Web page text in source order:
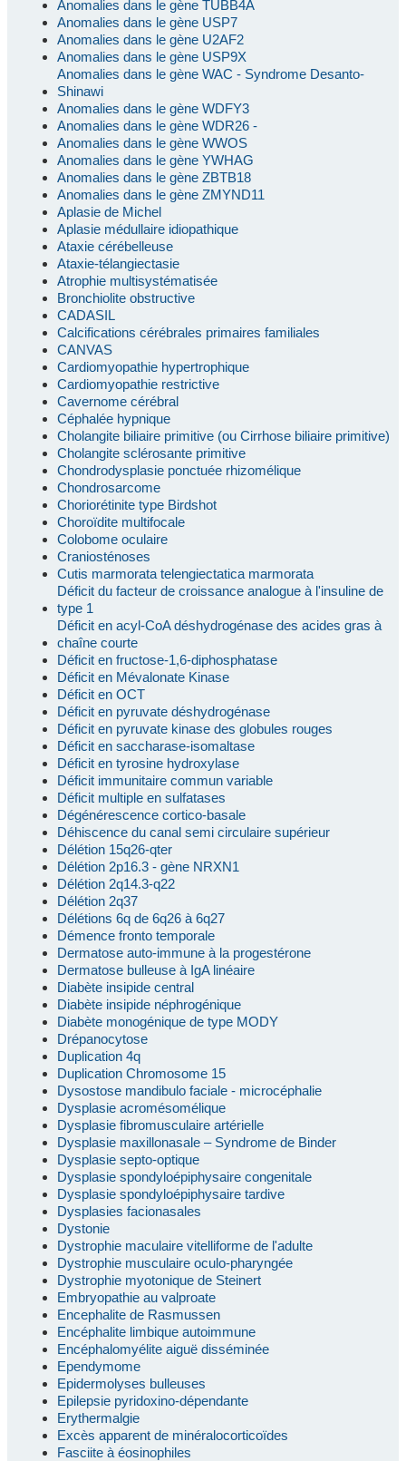
Anomalies dans le gène TUBB4A
Anomalies dans le gène USP7
Anomalies dans le gène U2AF2
Anomalies dans le gène USP9X
Anomalies dans le gène WAC - Syndrome Desanto-
Shinawi
Anomalies dans le gène WDFY3
Anomalies dans le gène WDR26 -
Anomalies dans le gène WWOS
Anomalies dans le gène YWHAG
Anomalies dans le gène ZBTB18
Anomalies dans le gène ZMYND11
Aplasie de Michel
Aplasie médullaire idiopathique
Ataxie cérébelleuse
Ataxie-télangiectasie
Atrophie multisystématisée
Bronchiolite obstructive
CADASIL
Calcifications cérébrales primaires familiales
CANVAS
Cardiomyopathie hypertrophique
Cardiomyopathie restrictive
Cavernome cérébral
Céphalée hypnique
Cholangite biliaire primitive (ou Cirrhose biliaire primitive)
Cholangite sclérosante primitive
Chondrodysplasie ponctuée rhizomélique
Chondrosarcome
Choriorétinite type Birdshot
Choroïdite multifocale
Colobome oculaire
Craniosténoses
Cutis marmorata telengiectatica marmorata
Déficit du facteur de croissance analogue à l'insuline de
type 1
Déficit en acyl-CoA déshydrogénase des acides gras à
chaîne courte
Déficit en fructose-1,6-diphosphatase
Déficit en Mévalonate Kinase
Déficit en OCT
Déficit en pyruvate déshydrogénase
Déficit en pyruvate kinase des globules rouges
Déficit en saccharase-isomaltase
Déficit en tyrosine hydroxylase
Déficit immunitaire commun variable
Déficit multiple en sulfatases
Dégénérescence cortico-basale
Déhiscence du canal semi circulaire supérieur
Délétion 15q26-qter
Délétion 2p16.3 - gène NRXN1
Délétion 2q14.3-q22
Délétion 2q37
Délétions 6q de 6q26 à 6q27
Démence fronto temporale
Dermatose auto-immune à la progestérone
Dermatose bulleuse à IgA linéaire
Diabète insipide central
Diabète insipide néphrogénique
Diabète monogénique de type MODY
Drépanocytose
Duplication 4q
Duplication Chromosome 15
Dysostose mandibulo faciale - microcéphalie
Dysplasie acromésomélique
Dysplasie fibromusculaire artérielle
Dysplasie maxillonasale – Syndrome de Binder
Dysplasie septo-optique
Dysplasie spondyloépiphysaire congenitale
Dysplasie spondyloépiphysaire tardive
Dysplasies facionasales
Dystonie
Dystrophie maculaire vitelliforme de l'adulte
Dystrophie musculaire oculo-pharyngée
Dystrophie myotonique de Steinert
Embryopathie au valproate
Encephalite de Rasmussen
Encéphalite limbique autoimmune
Encéphalomyélite aiguë disséminée
Ependymome
Epidermolyses bulleuses
Epilepsie pyridoxino-dépendante
Erythermalgie
Excès apparent de minéralocorticoïdes
Fasciite à éosinophiles